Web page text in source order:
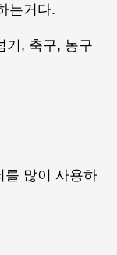
는거다.
기, 축구, 농구
를 많이 사용하